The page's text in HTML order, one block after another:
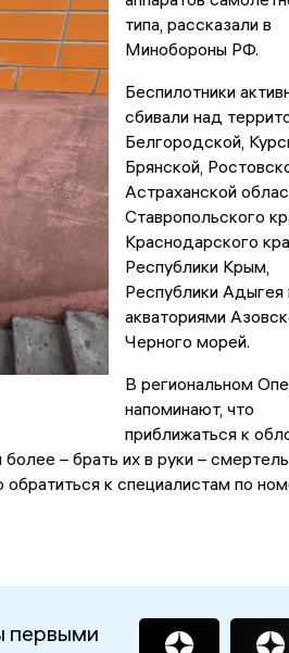
типа, рассказали в
Минобороны РФ.
Беспилотники
сбивали над
Белгородской,
Брянской,
Астраханской
Ставропольского
Краснодарского
Республики Крым,
Республики Адыгея
акваториями
Черного морей.
В региональном
напоминают, что
приближаться к
– брать их в руки –
к специалистам по
первыми